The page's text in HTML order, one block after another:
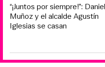
“¡Juntos por siempre!”:
Muñoz y el alcalde Agustín
Iglesias se casan